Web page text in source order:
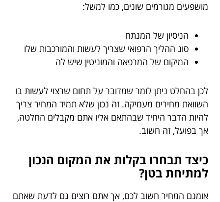
מושפעים מגורמים שונים, כמו למשל:
הניסיון של המנתח
סוג ההליך הרפואי שצריך לעשות והמורכבות שלו
המיקום של המרפאה והמוניטין שיש לה
לכן בהחלט ניתן לומר שמדובר על תחום שרצוי לעשות בו
השוואת מחירים מעמיקה. זה נכון שלא תמיד המחיר צריך
להיות הדבר היחיד שבהתאם אליו אתם מקבלים החלטה,
אך בפועל, זה חשוב.
כיצד תבחרו בקלות את המקום הנכון
למתיחת בטן?
אומנם המחיר חשוב לכם, אך אתם רוצים גם לדעת שאתם